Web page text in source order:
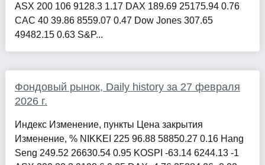
ASX 200 106 9128.3 1.17 DAX 189.69 25175.94 0.76
CAC 40 39.86 8559.07 0.47 Dow Jones 307.65
49482.15 0.63 S&P...
Фондовый рынок, Daily history за 27 февраля
2026 г.
Индекс Изменение, пункты Цена закрытия
Изменение, % NIKKEI 225 96.88 58850.27 0.16 Hang
Seng 249.52 26630.54 0.95 KOSPI -63.14 6244.13 -1